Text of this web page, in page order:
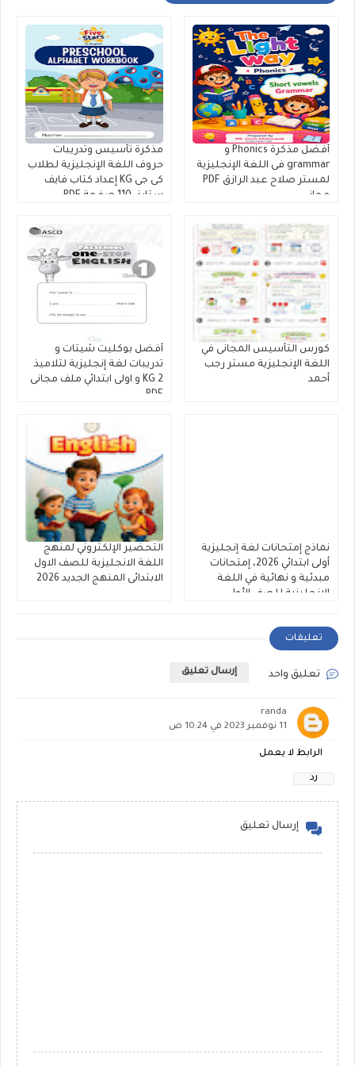
أفضل مذكرة Phonics و
grammar فى اللغة الإنجليزية
لمستر صلاح عبد الرازق PDF
مجانى
مذكرة تأسيس وتدريبات
حروف اللغة الإنجليزية لطلاب
كى جى KG إعداد كتاب فايف
كورس التأسيس المجانى في
اللغة الإنجليزية مستر رجب
أحمد
أفضل بوكليت شيتات و
تدريبات لغة إنجليزية لتلاميذ
KG 2 و اولى ابتدائي ملف مجانى
PDF
نماذج إمتحانات لغة إنجليزية
أولى ابتدائي 2026، إمتحانات
مبدئية و نهائية في اللغة
الإنجليزية للصف الأول
التحضير الإلكتروني لمنهج
اللغة الانجليزية للصف الاول
الابتدائى المنهج الجديد 2026
تعليقات
تعليق واحد إرسال تعليق
randa
11 نوفمبر 2023 في 10:24 ص
الرابط لا يعمل
رد
إرسال تعليق